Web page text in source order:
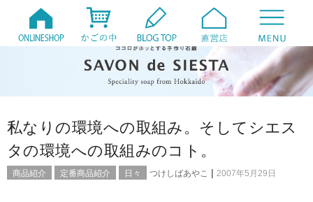
私なりの環境への取組み。そしてシエス
タの環境への取組みのコト。
商品紹介 定番商品紹介 日々 つけしばあやこ | 2007年5月29日